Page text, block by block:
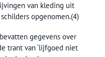
van kleding uit
opgenomen.(4)
gegevens over
trant van ‘lijfgoed niet